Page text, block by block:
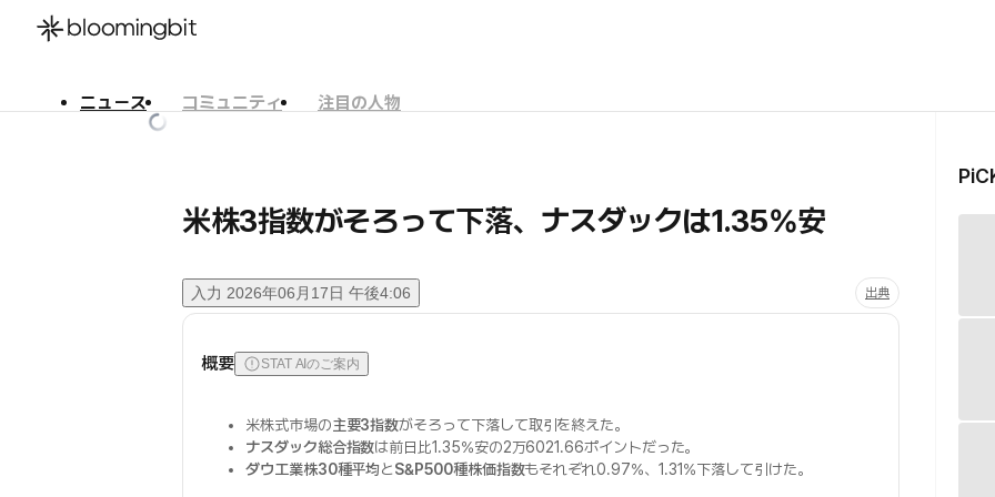
ニュース コミュニティ
注目の人物
米株3指数がそろって下落、ナスダックは1.35%安
入力 2026年06月17日 午後4:06 出典
概要 STAT AIのご案内
米株式市場の主要3指数がそろって下落して取引を終えた。
ナスダック総合指数は前日比1.35%安の2万6021.66ポイントだった。
ダウ工業株30種平均とS&P500種株価指数もそれぞれ0.97%、1.31%下落して引けた。